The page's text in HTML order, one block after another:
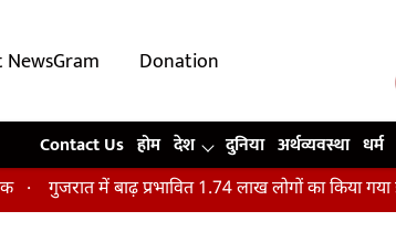
Donation
Contact Us होम देश दुनिया अर्थव्यवस्था धर्म
बाढ़ प्रभावित 1.74 लाख लोगों का किया गया इलाज,